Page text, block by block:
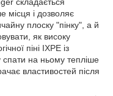
складається
і дозволяє
плоску "пінку", а й
як високу
піні IXPE із
на ньому тепліше
властивостей після